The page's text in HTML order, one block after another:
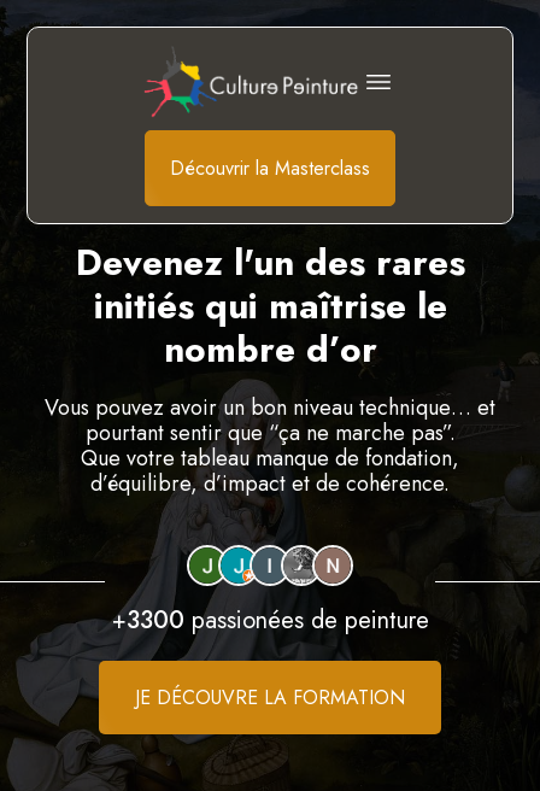
Découvrir la Masterclass
Devenez l'un des rares
initiés qui maîtrise le
nombre d’or
Vous pouvez avoir un bon niveau technique… et
pourtant sentir que “ça ne marche pas”.
Que votre tableau manque de fondation,
d’équilibre, d’impact et de cohérence.
+3300 passionées de peinture
JE DÉCOUVRE LA FORMATION